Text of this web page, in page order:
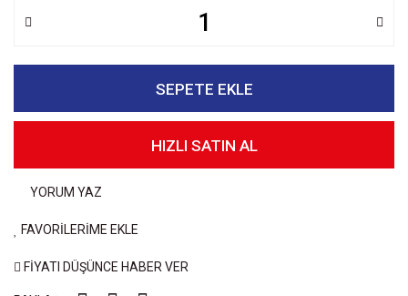
SEPETE EKLE
HIZLI SATIN AL
YORUM YAZ
FAVORİLERİME EKLE
FİYATI DÜŞÜNCE HABER VER